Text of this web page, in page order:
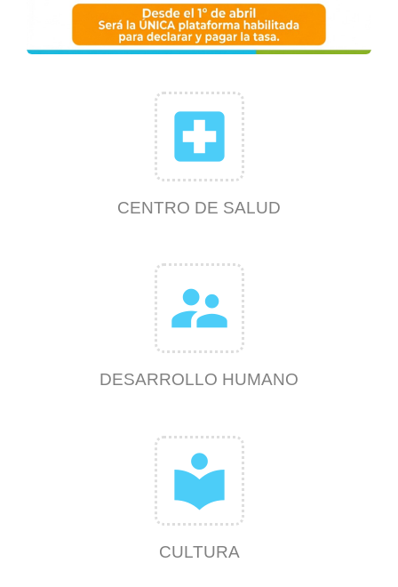
local_hospital
CENTRO DE SALUD
supervisor_account
DESARROLLO HUMANO
local_library
CULTURA